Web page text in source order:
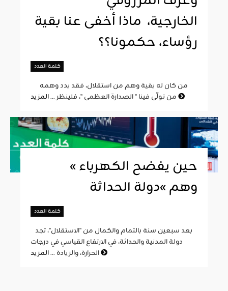
الخارجية، ماذا أخفى عنا بقية
رؤساء، حكمونا؟؟
كلمة العدد
من تولّى فينا " الصدارة العظمى "، فلينظر ...
« حين يفضح الكهرباء
وهم »دولة الحداثة
كلمة العدد
دولة المدنية والحداثة، في الارتفاع القياسي في درجات
الحرارة، والزيادة ...